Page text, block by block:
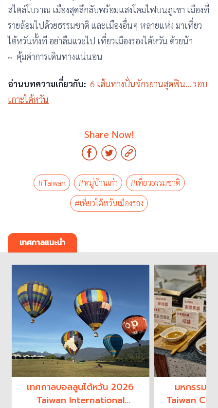
สไตล์โบราณ เมืองสุดลึกลับพร้อมแสงโคมไฟบนภูเขา เมืองที่
รายล้อมไปด้วยธรรมชาติ และเมืองอื่นๆ หลายแห่ง มาเที่ยว
ไต้หวันทั้งที อย่าลืมแวะไป เที่ยวเมืองรองไต้หวัน ด้วยน้า
~ คุ้มค่าการเดินทางแน่นอน
อ่านบทความเกี่ยวกับ: 6 เส้นทางปั่นจักรยานสุดฟิน… รอบ
เกาะไต้หวัน
Share Now!
#Taiwan #หมู่บ้านเก่า
#เที่ยวธรรมชาติ
#เที่ยวไต้หวันเมืองรอง
เทศกาลแนะนำ
เทศกาลบอลลูนไต้หวัน 2026
Taiwan International
มหกรรมอ
Taiwan